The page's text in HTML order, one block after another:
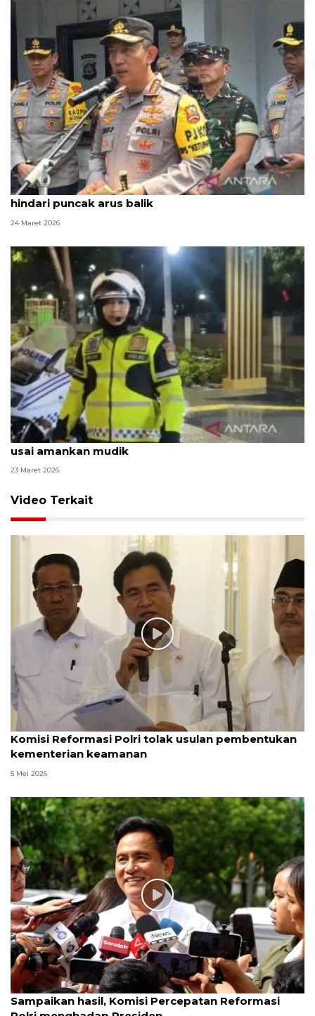
Kapolri imbau pemudik pakai relaksasi kerja
hindari puncak arus balik
24 Maret 2026
Kapolri naikkan pangkat Brigadir Fajar yang gugur
usai amankan mudik
23 Maret 2026
Video Terkait
Komisi Reformasi Polri tolak usulan pembentukan
kementerian keamanan
5 Mei 2026
Sampaikan hasil, Komisi Percepatan Reformasi